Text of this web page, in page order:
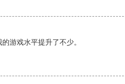
游戏水平提升了不少。